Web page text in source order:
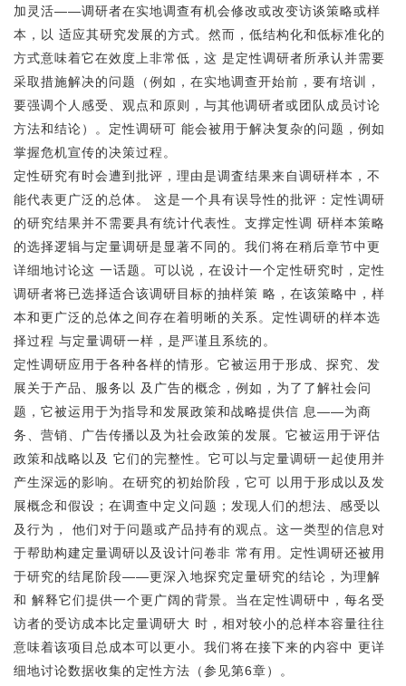
加灵活——调研者在实地调查有机会修改或改变访谈策略或样
本，以 适应其研究发展的方式。然而，低结构化和低标准化的
方式意味着它在效度上非常低，这 是定性调研者所承认并需要
采取措施解决的问题（例如，在实地调查开始前，要有培训，
要强调个人感受、观点和原则，与其他调研者或团队成员讨论
方法和结论）。定性调研可 能会被用于解决复杂的问题，例如
掌握危机宣传的决策过程。
定性研究有时会遭到批评，理由是调査结果来自调研样本，不
能代表更广泛的总体。 这是一个具有误导性的批评：定性调研
的研究结果并不需要具有统计代表性。支撑定性调 研样本策略
的选择逻辑与定量调研是显著不同的。我们将在稍后章节中更
详细地讨论这 一话题。可以说，在设计一个定性研究时，定性
调研者将已选择适合该调研目标的抽样策 略，在该策略中，样
本和更广泛的总体之间存在着明晰的关系。定性调研的样本选
择过程 与定量调研一样，是严谨且系统的。
定性调研应用于各种各样的情形。它被运用于形成、探究、发
展关于产品、服务以 及广告的概念，例如，为了了解社会问
题，它被运用于为指导和发展政策和战略提供信 息——为商
务、营销、广告传播以及为社会政策的发展。它被运用于评估
政策和战略以及 它们的完整性。它可以与定量调研一起使用并
产生深远的影响。在研究的初始阶段，它可 以用于形成以及发
展概念和假设；在调查中定义问题；发现人们的想法、感受以
及行为， 他们对于问题或产品持有的观点。这一类型的信息对
于帮助构建定量调研以及设计问卷非 常有用。定性调研还被用
于研究的结尾阶段——更深入地探究定量研究的结论，为理解
和 解释它们提供一个更广阔的背景。当在定性调研中，每名受
访者的受访成本比定量调研大 时，相对较小的总样本容量往往
意味着该项目总成本可以更小。我们将在接下来的内容中 更详
细地讨论数据收集的定性方法（参见第6章）。